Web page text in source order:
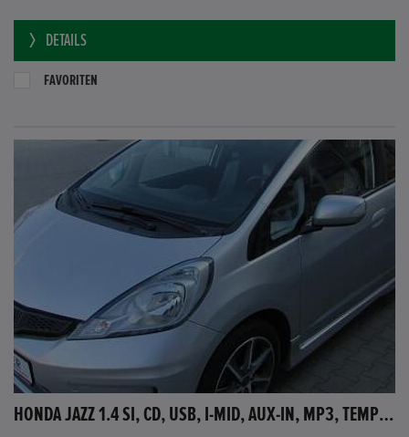
DETAILS
FAVORITEN
HONDA JAZZ 1.4 SI, CD, USB, I-MID, AUX-IN, MP3, TEMPOMAT